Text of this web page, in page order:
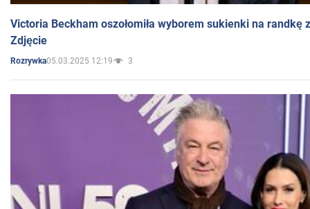
Victoria Beckham oszołomiła wyborem sukienki na randkę
Zdjęcie
Rozrywka05.03.2025 12:19 3